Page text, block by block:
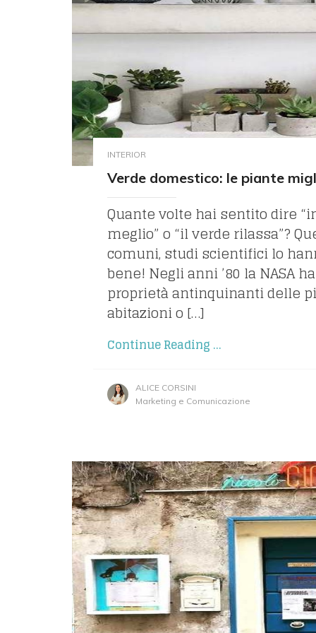
INTERIOR
Verde domestico: le piante
Quante volte hai sentito dire
meglio” o “il verde rilassa”?
comuni, studi scientifici lo
bene! Negli anni ’80 la NASA
proprietà antinquinanti delle
abitazioni o […]
Continue Reading ...
ALICE CORSINI
Marketing e Comunicazione